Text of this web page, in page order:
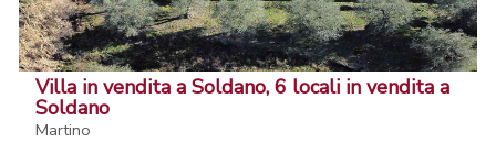
Villa in vendita a Soldano, 6 locali in vendita a
Soldano
Martino